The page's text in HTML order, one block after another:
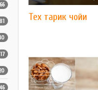
66
81
17
Теx тарик чойи